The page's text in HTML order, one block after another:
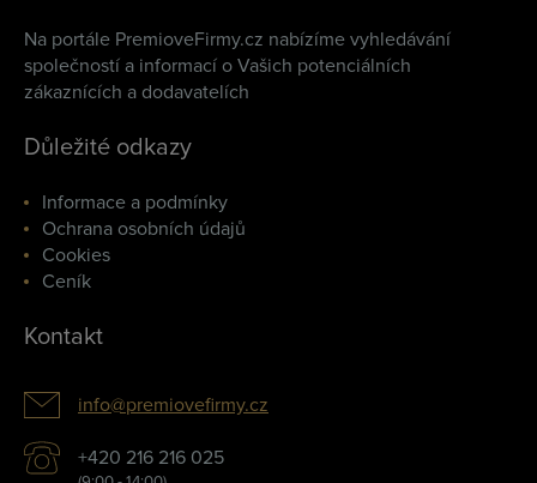
Na portále PremioveFirmy.cz nabízíme vyhledávání
společností a informací o Vašich potenciálních
zákaznících a dodavatelích
Důležité odkazy
Informace a podmínky
Ochrana osobních údajů
Cookies
Ceník
Kontakt
info@premiovefirmy.cz
+420 216 216 025